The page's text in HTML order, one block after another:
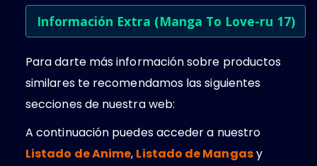
Información Extra (Manga To Love-ru 17)
Para darte más información sobre productos
similares te recomendamos las siguientes
secciones de nuestra web:
A continuación puedes acceder a nuestro
Listado de Anime, Listado de Mangasy